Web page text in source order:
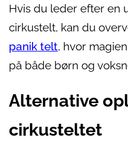
Hvis du leder efter en
cirkustelt, kan du
panik telt, hvor
på både børn og
Alternative
cirkusteltet